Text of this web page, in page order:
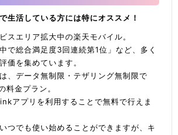
生活している方には特にオススメ！
スエリア拡大中の楽天モバイル。
で総合満足度3回連続第1位」など、多く
価を集めています。
、データ無制限・テザリング無制限で
料金プラン。
アプリを利用することで無料で行えま
つでも使い始めることができますが、キ